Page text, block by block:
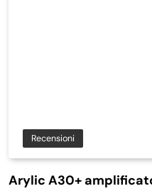
Recensioni
Arylic A30+